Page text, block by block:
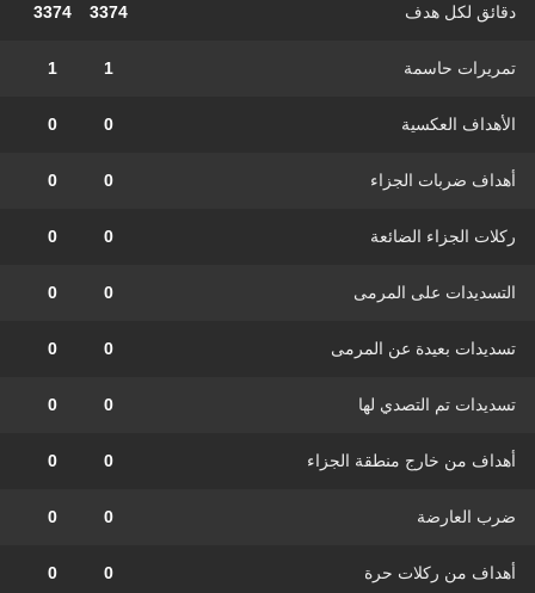
دقائق لكل هدف 3374
3374
تمريرات حاسمة 1
1
الأهداف العكسية 0
0
أهداف ضربات الجزاء 0
0
ركلات الجزاء الضائعة 0
0
التسديدات على المرمى 0
0
تسديدات بعيدة عن المرمى 0
0
تسديدات تم التصدي لها 0
0
أهداف من خارج منطقة الجزاء 0
0
ضرب العارضة 0
0
أهداف من ركلات حرة 0
0